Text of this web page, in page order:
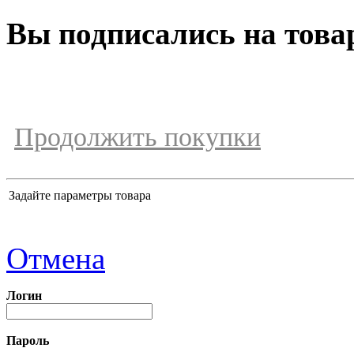
Вы подписались на
Продолжить покупки
Задайте параметры товара
Отмена
Логин
Пароль